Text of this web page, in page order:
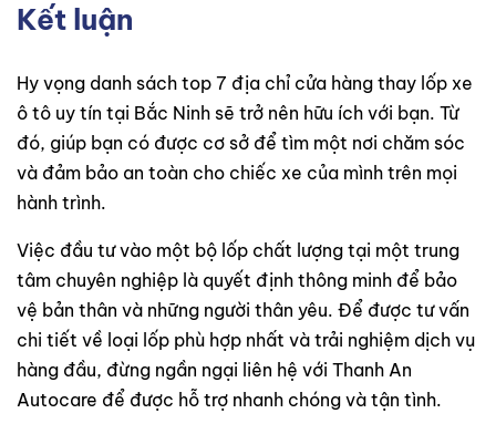
Kết luận
Hy vọng danh sách top 7 địa chỉ cửa hàng thay lốp xe
ô tô uy tín tại Bắc Ninh sẽ trở nên hữu ích với bạn. Từ
đó, giúp bạn có được cơ sở để tìm một nơi chăm sóc
và đảm bảo an toàn cho chiếc xe của mình trên mọi
hành trình.
Việc đầu tư vào một bộ lốp chất lượng tại một trung
tâm chuyên nghiệp là quyết định thông minh để bảo
vệ bản thân và những người thân yêu. Để được tư vấn
chi tiết về loại lốp phù hợp nhất và trải nghiệm dịch vụ
hàng đầu, đừng ngần ngại liên hệ với Thanh An
Autocare để được hỗ trợ nhanh chóng và tận tình.